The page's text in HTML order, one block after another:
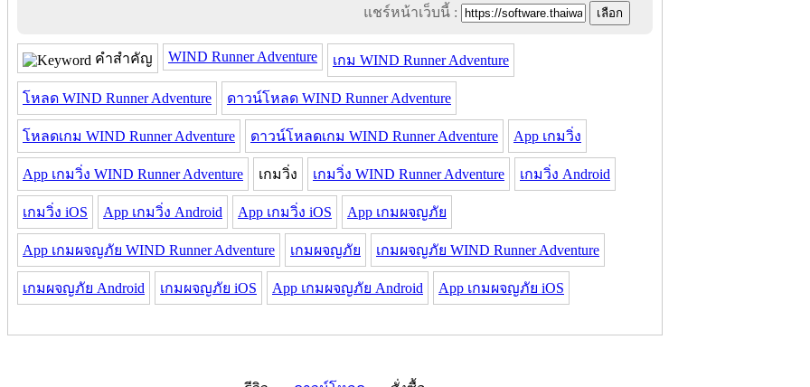
แชร์หน้าเว็บนี้ :
คำสำคัญ WIND Runner Adventure เกม WIND Runner Adventure
โหลด WIND Runner Adventure ดาวน์โหลด WIND Runner Adventure
โหลดเกม WIND Runner Adventure ดาวน์โหลดเกม WIND Runner Adventure App เกมวิ่ง
App เกมวิ่ง WIND Runner Adventure เกมวิ่ง เกมวิ่ง WIND Runner Adventure เกมวิ่ง Android
เกมวิ่ง iOS App เกมวิ่ง Android App เกมวิ่ง iOS App เกมผจญภัย
App เกมผจญภัย WIND Runner Adventure เกมผจญภัย เกมผจญภัย WIND Runner Adventure
เกมผจญภัย Android เกมผจญภัย iOS App เกมผจญภัย Android App เกมผจญภัย iOS